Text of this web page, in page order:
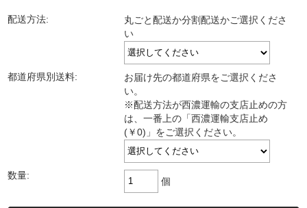
配送方法:
丸ごと配送か分割配送かご選択くださ
い
都道府県別送料:
お届け先の都道府県をご選択くださ
い。
※配送方法が西濃運輸の支店止めの方
は、一番上の「西濃運輸支店止め
(￥0)」をご選択ください。
数量:
個